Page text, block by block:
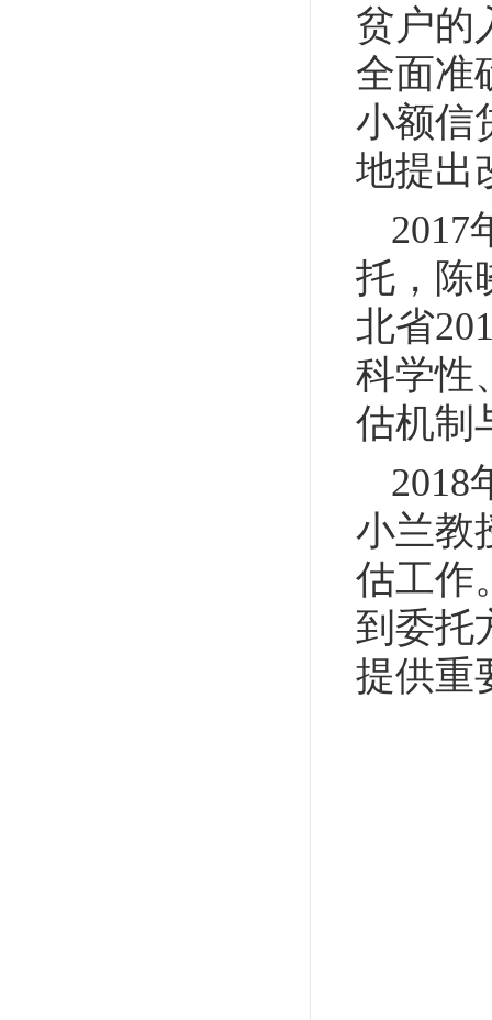
贫户的
全面准
小额信
地提出
2017
托，陈
北省
科学性
估机制
2018
小兰教
估工作
到委托
提供重